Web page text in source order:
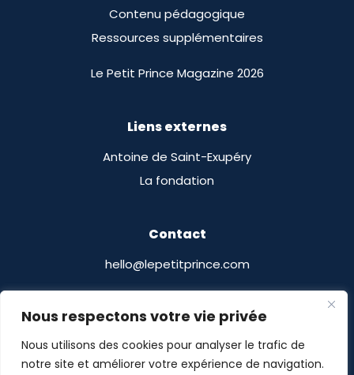
Nous respectons votre vie privée
Nous utilisons des cookies pour analyser le trafic de
notre site et améliorer votre expérience de navigation.
Contenu pédagogique
Ressources supplémentaires
Le Petit Prince Magazine 2026
Liens externes
Antoine de Saint-Exupéry
La fondation
Contact
hello@lepetitprince.com
13 Boulevard Edgar Quinet
75014 Paris, France